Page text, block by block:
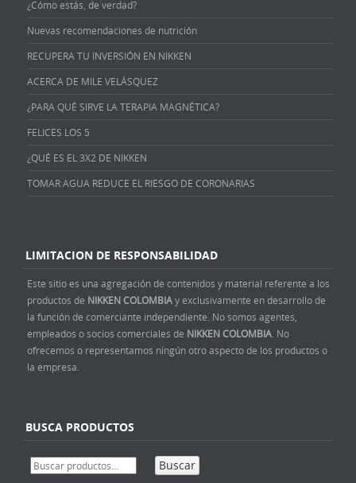
¿Cómo estás, de verdad?
Nuevas recomendaciones de nutrición
RECUPERA TU INVERSIÓN EN NIKKEN
ACERCA DE MILE VELÁSQUEZ
¿PARA QUÉ SIRVE LA TERAPIA MAGNÉTICA?
FELICES LOS 5
¿QUÉ ES EL 3X2 DE NIKKEN
TOMAR AGUA REDUCE EL RIESGO DE CORONARIAS
LIMITACION DE RESPONSABILIDAD
Este sitio es una agregación de contenidos y material referente a los
productos de NIKKEN COLOMBIAy exclusivamente en desarrollo de
la función de comerciante independiente. No somos agentes,
empleados o socios comerciales de NIKKEN COLOMBIA . No
ofrecemos o representamos ningún otro aspecto de los productos o
la empresa.
BUSCA PRODUCTOS
Buscar